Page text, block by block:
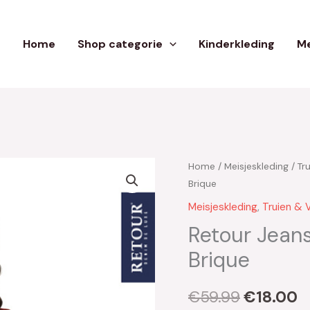
Home Shop categorie Kinderkleding
Home / Meisjeskleding /
Brique
Meisjeskleding, Truien &
Retour
Brique
€59.99
prijs
was:
€59.99.
€18.00